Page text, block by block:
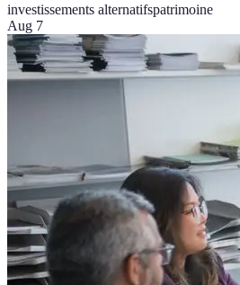
investissements alternatifspatrimoine
Aug 7